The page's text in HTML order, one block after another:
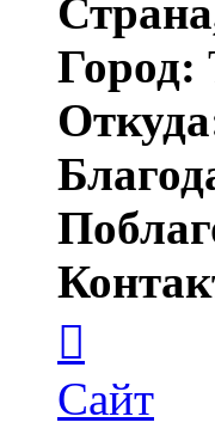
Город:
пользователя
Maks42
Сайт